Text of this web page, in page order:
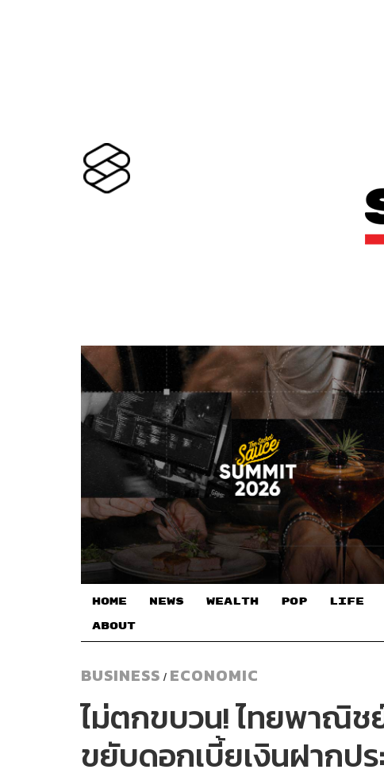
HOME NEWS WEALTH POP LIFE
ABOUT
BUSINESS / ECONOMIC
ไม่ตกขบวน! ไทยพาณิช
ขยับดอกเบี้ยเงินฝากป